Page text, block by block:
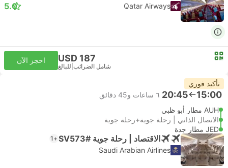
Qatar Airways
5.0
USD 187
شامل الضرائب للبالغ
احجز الآن
تأكيد فوري
15:00
20:45 ٦ ساعات و‫45 دقائق
AUH مطار أبو ظبي
الاتصال الذاتي | رحلة جوية+رحلة جوية
JED مطار جدة
الاقتصاد | رحلة جوية #SV573 +1
Saudi Arabian Airlines